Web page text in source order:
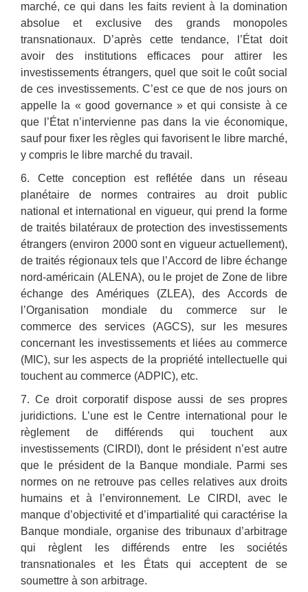
marché, ce qui dans les faits revient à la domination
absolue et exclusive des grands monopoles
transnationaux. D’après cette tendance, l’État doit
avoir des institutions efficaces pour attirer les
investissements étrangers, quel que soit le coût social
de ces investissements. C’est ce que de nos jours on
appelle la « good governance » et qui consiste à ce
que l’État n’intervienne pas dans la vie économique,
sauf pour fixer les règles qui favorisent le libre marché,
y compris le libre marché du travail.
6. Cette conception est reflétée dans un réseau
planétaire de normes contraires au droit public
national et international en vigueur, qui prend la forme
de traités bilatéraux de protection des investissements
étrangers (environ 2000 sont en vigueur actuellement),
de traités régionaux tels que l’Accord de libre échange
nord-américain (ALENA), ou le projet de Zone de libre
échange des Amériques (ZLEA), des Accords de
l’Organisation mondiale du commerce sur le
commerce des services (AGCS), sur les mesures
concernant les investissements et liées au commerce
(MIC), sur les aspects de la propriété intellectuelle qui
touchent au commerce (ADPIC), etc.
7. Ce droit corporatif dispose aussi de ses propres
juridictions. L’une est le Centre international pour le
règlement de différends qui touchent aux
investissements (CIRDI), dont le président n’est autre
que le président de la Banque mondiale. Parmi ses
normes on ne retrouve pas celles relatives aux droits
humains et à l’environnement. Le CIRDI, avec le
manque d’objectivité et d’impartialité qui caractérise la
Banque mondiale, organise des tribunaux d’arbitrage
qui règlent les différends entre les sociétés
transnationales et les États qui acceptent de se
soumettre à son arbitrage.